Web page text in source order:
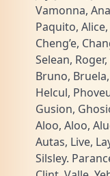
Vamonna,
Paquito,
Cheng’e,
Selean,
Bruno,
Helcul,
Gusion,
Aloo, Aloo,
Autas, Live,
Silsley.